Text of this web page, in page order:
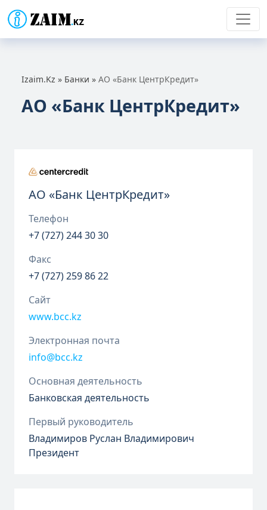
Izaim.Kz » Банки » АО «Банк ЦентрКредит»
АО «Банк ЦентрКредит»
АО «Банк ЦентрКредит»
Телефон
+7 (727) 244 30 30
Факс
+7 (727) 259 86 22
Сайт
www.bcc.kz
Электронная почта
info@bcc.kz
Основная деятельность
Банковская деятельность
Первый руководитель
Владимиров Руслан Владимирович
Президент